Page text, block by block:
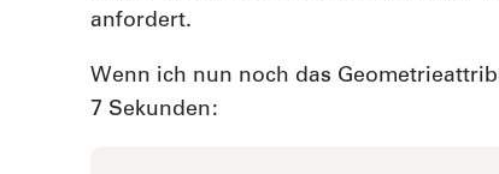
anfordert.
Wenn ich nun noch das
7 Sekunden: